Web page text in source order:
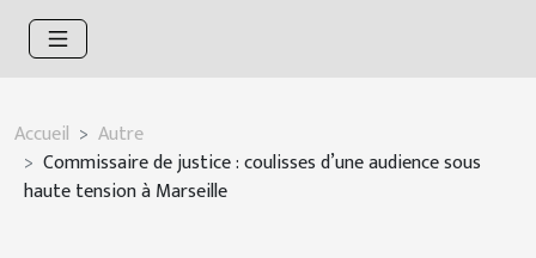
Accueil
Autre
Commissaire de justice : coulisses d’une audience sous
haute tension à Marseille